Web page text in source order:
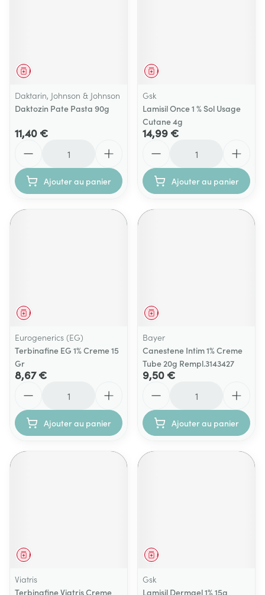
Médicament
Daktarin, Johnson & Johnson
Daktozin Pate Pasta 90g
11,40 €
Ajouter au panier
Médicament
Gsk
Lamisil Once 1 % Sol Usage
Cutane 4g
14,99 €
Ajouter au panier
Médicament
Eurogenerics (EG)
Terbinafine EG 1% Creme 15
Gr
8,67 €
Ajouter au panier
Médicament
Bayer
Canestene Intim 1% Creme
Tube 20g Rempl.3143427
9,50 €
Ajouter au panier
Médicament
Viatris
Terbinafine Viatris Creme
Médicament
Gsk
Lamisil Dermgel 1% 15g